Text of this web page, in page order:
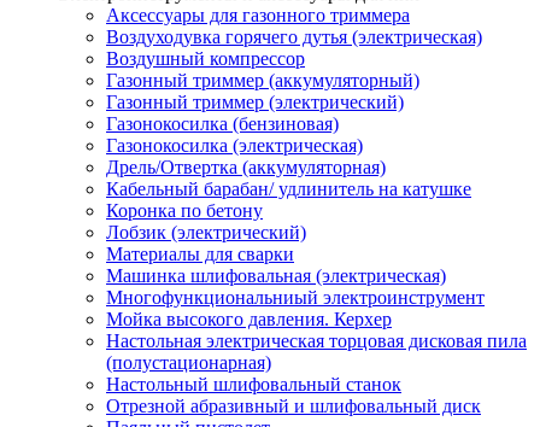
Аксессуары для газонного триммера
Воздуходувка горячего дутья (электрическая)
Воздушный компрессор
Газонный триммер (аккумуляторный)
Газонный триммер (электрический)
Газонокосилка (бензиновая)
Газонокосилка (электрическая)
Дрель/Отвертка (аккумуляторная)
Кабельный барабан/ удлинитель на катушке
Коронка по бетону
Лобзик (электрический)
Материалы для сварки
Машинка шлифовальная (электрическая)
Многофункциональниый электроинструмент
Мойка высокого давления. Керхер
Настольная электрическая торцовая дисковая пила
(полустационарная)
Настольный шлифовальный станок
Отрезной абразивный и шлифовальный диск